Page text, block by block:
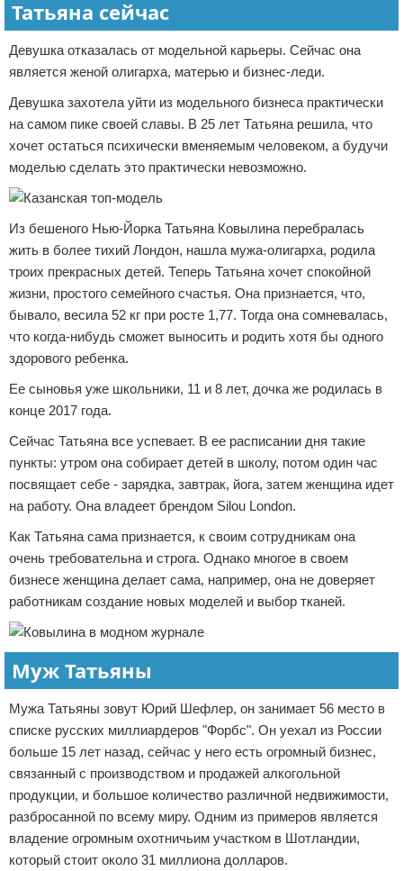
Татьяна сейчас
Девушка отказалась от модельной карьеры. Сейчас она
является женой олигарха, матерью и бизнес-леди.
Девушка захотела уйти из модельного бизнеса практически
на самом пике своей славы. В 25 лет Татьяна решила, что
хочет остаться психически вменяемым человеком, а будучи
моделью сделать это практически невозможно.
Из бешеного Нью-Йорка Татьяна Ковылина перебралась
жить в более тихий Лондон, нашла мужа-олигарха, родила
троих прекрасных детей. Теперь Татьяна хочет спокойной
жизни, простого семейного счастья. Она признается, что,
бывало, весила 52 кг при росте 1,77. Тогда она сомневалась,
что когда-нибудь сможет выносить и родить хотя бы одного
здорового ребенка.
Ее сыновья уже школьники, 11 и 8 лет, дочка же родилась в
конце 2017 года.
Сейчас Татьяна все успевает. В ее расписании дня такие
пункты: утром она собирает детей в школу, потом один час
посвящает себе - зарядка, завтрак, йога, затем женщина идет
на работу. Она владеет брендом Silou London.
Как Татьяна сама признается, к своим сотрудникам она
очень требовательна и строга. Однако многое в своем
бизнесе женщина делает сама, например, она не доверяет
работникам создание новых моделей и выбор тканей.
Муж Татьяны
Мужа Татьяны зовут Юрий Шефлер, он занимает 56 место в
списке русских миллиардеров "Форбс". Он уехал из России
больше 15 лет назад, сейчас у него есть огромный бизнес,
связанный с производством и продажей алкогольной
продукции, и большое количество различной недвижимости,
разбросанной по всему миру. Одним из примеров является
владение огромным охотничьим участком в Шотландии,
который стоит около 31 миллиона долларов.